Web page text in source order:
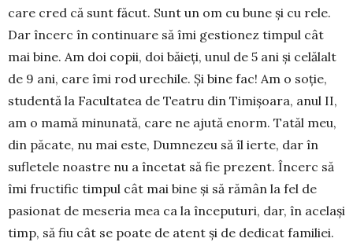
care cred că sunt făcut. Sunt un om cu bune și cu rele.
Dar încerc în continuare să îmi gestionez timpul cât
mai bine. Am doi copii, doi băieți, unul de 5 ani și celălalt
de 9 ani, care îmi rod urechile. Și bine fac! Am o soție,
studentă la Facultatea de Teatru din Timișoara, anul II,
am o mamă minu­nată, care ne ajută enorm. Tatăl meu,
din păcate, nu mai este, Dumnezeu să îl ierte, dar în
sufletele noastre nu a încetat să fie prezent. Încerc să
îmi fructific timpul cât mai bine și să rămân la fel de
pasionat de meseria mea ca la începuturi, dar, în același
timp, să fiu cât se poate de atent și de dedicat familiei.